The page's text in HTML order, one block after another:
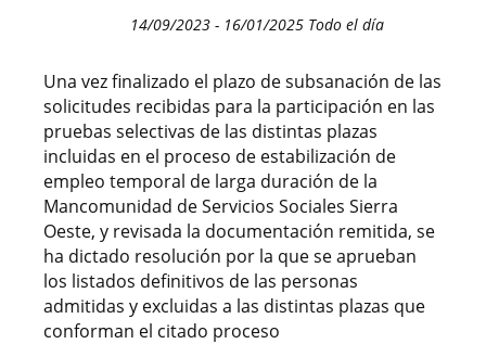
14/09/2023 - 16/01/2025 Todo el día
Una vez finalizado el plazo de subsanación de las
solicitudes recibidas para la participación en las
pruebas selectivas de las distintas plazas
incluidas en el proceso de estabilización de
empleo temporal de larga duración de la
Mancomunidad de Servicios Sociales Sierra
Oeste, y revisada la documentación remitida, se
ha dictado resolución por la que se aprueban
los listados definitivos de las personas
admitidas y excluidas a las distintas plazas que
conforman el citado proceso